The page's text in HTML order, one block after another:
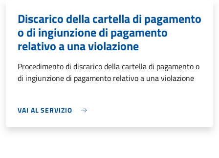
Discarico della cartella di pagamento
o di ingiunzione di pagamento
relativo a una violazione
Procedimento di discarico della cartella di pagamento o
di ingiunzione di pagamento relativo a una violazione
VAI AL SERVIZIO